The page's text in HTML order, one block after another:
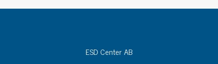
ESD Center AB